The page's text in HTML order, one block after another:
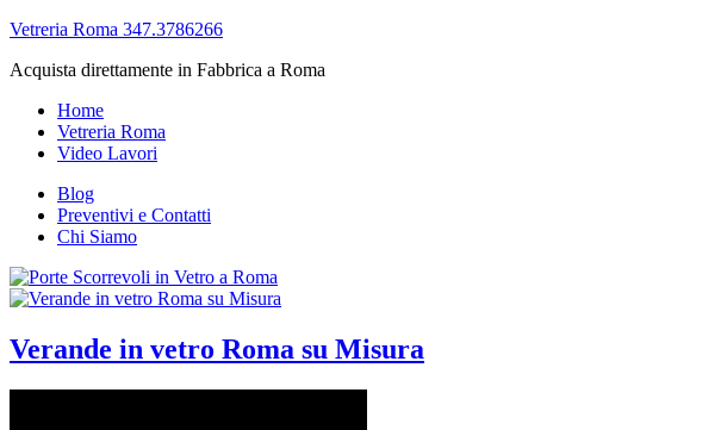
Vetreria Roma 347.3786266
Acquista direttamente in Fabbrica a Roma
Home
Vetreria Roma
Video Lavori
Blog
Preventivi e Contatti
Chi Siamo
Verande in vetro Roma su Misura